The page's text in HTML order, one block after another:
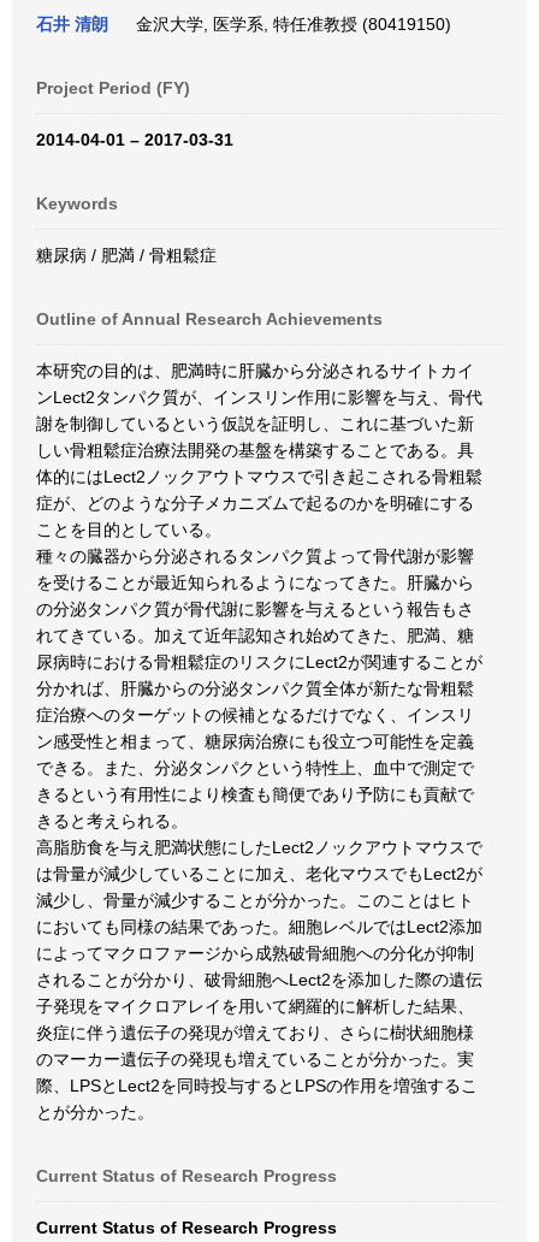
石井 清朗 金沢大学, 医学系, 特任准教授 (80419150)
Project Period (FY)
2014-04-01 – 2017-03-31
Keywords
糖尿病 / 肥満 / 骨粗鬆症
Outline of Annual Research Achievements
本研究の目的は、肥満時に肝臓から分泌されるサイトカイ
ンLect2タンパク質が、インスリン作用に影響を与え、骨代
謝を制御しているという仮説を証明し、これに基づいた新
しい骨粗鬆症治療法開発の基盤を構築することである。具
体的にはLect2ノックアウトマウスで引き起こされる骨粗鬆
症が、どのような分子メカニズムで起るのかを明確にする
ことを目的としている。
種々の臓器から分泌されるタンパク質よって骨代謝が影響
を受けることが最近知られるようになってきた。肝臓から
の分泌タンパク質が骨代謝に影響を与えるという報告もさ
れてきている。加えて近年認知され始めてきた、肥満、糖
尿病時における骨粗鬆症のリスクにLect2が関連することが
分かれば、肝臓からの分泌タンパク質全体が新たな骨粗鬆
症治療へのターゲットの候補となるだけでなく、インスリ
ン感受性と相まって、糖尿病治療にも役立つ可能性を定義
できる。また、分泌タンパクという特性上、血中で測定で
きるという有用性により検査も簡便であり予防にも貢献で
きると考えられる。
高脂肪食を与え肥満状態にしたLect2ノックアウトマウスで
は骨量が減少していることに加え、老化マウスでもLect2が
減少し、骨量が減少することが分かった。このことはヒト
においても同様の結果であった。細胞レベルではLect2添加
によってマクロファージから成熟破骨細胞への分化が抑制
されることが分かり、破骨細胞へLect2を添加した際の遺伝
子発現をマイクロアレイを用いて網羅的に解析した結果、
炎症に伴う遺伝子の発現が増えており、さらに樹状細胞様
のマーカー遺伝子の発現も増えていることが分かった。実
際、LPSとLect2を同時投与するとLPSの作用を増強するこ
とが分かった。
Current Status of Research Progress
Current Status of Research Progress